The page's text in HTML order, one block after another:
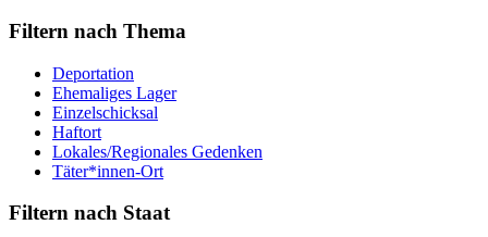
Filtern nach Thema
Deportation
Ehemaliges Lager
Einzelschicksal
Haftort
Lokales/Regionales Gedenken
Täter*innen-Ort
Filtern nach Staat